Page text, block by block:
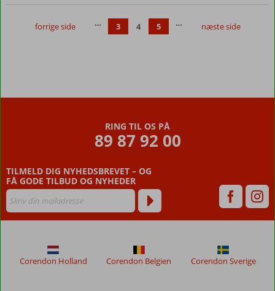
Gratis
værelser
forrige side … 3 4 5 … næste side
RING TIL OS PÅ
89 87 92 00
TILMELD DIG NYHEDSBREVET – OG
FÅ GODE TILBUD OG NYHEDER
Corendon Holland Corendon Belgien Corendon Sverige